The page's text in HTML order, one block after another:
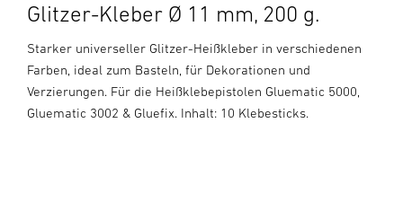
Glitzer-Kleber Ø 11 mm, 200 g.
Starker universeller Glitzer-Heißkleber in verschiedenen
Farben, ideal zum Basteln, für Dekorationen und
Verzierungen. Für die Heißklebepistolen Gluematic 5000,
Gluematic 3002 & Gluefix. Inhalt: 10 Klebesticks.